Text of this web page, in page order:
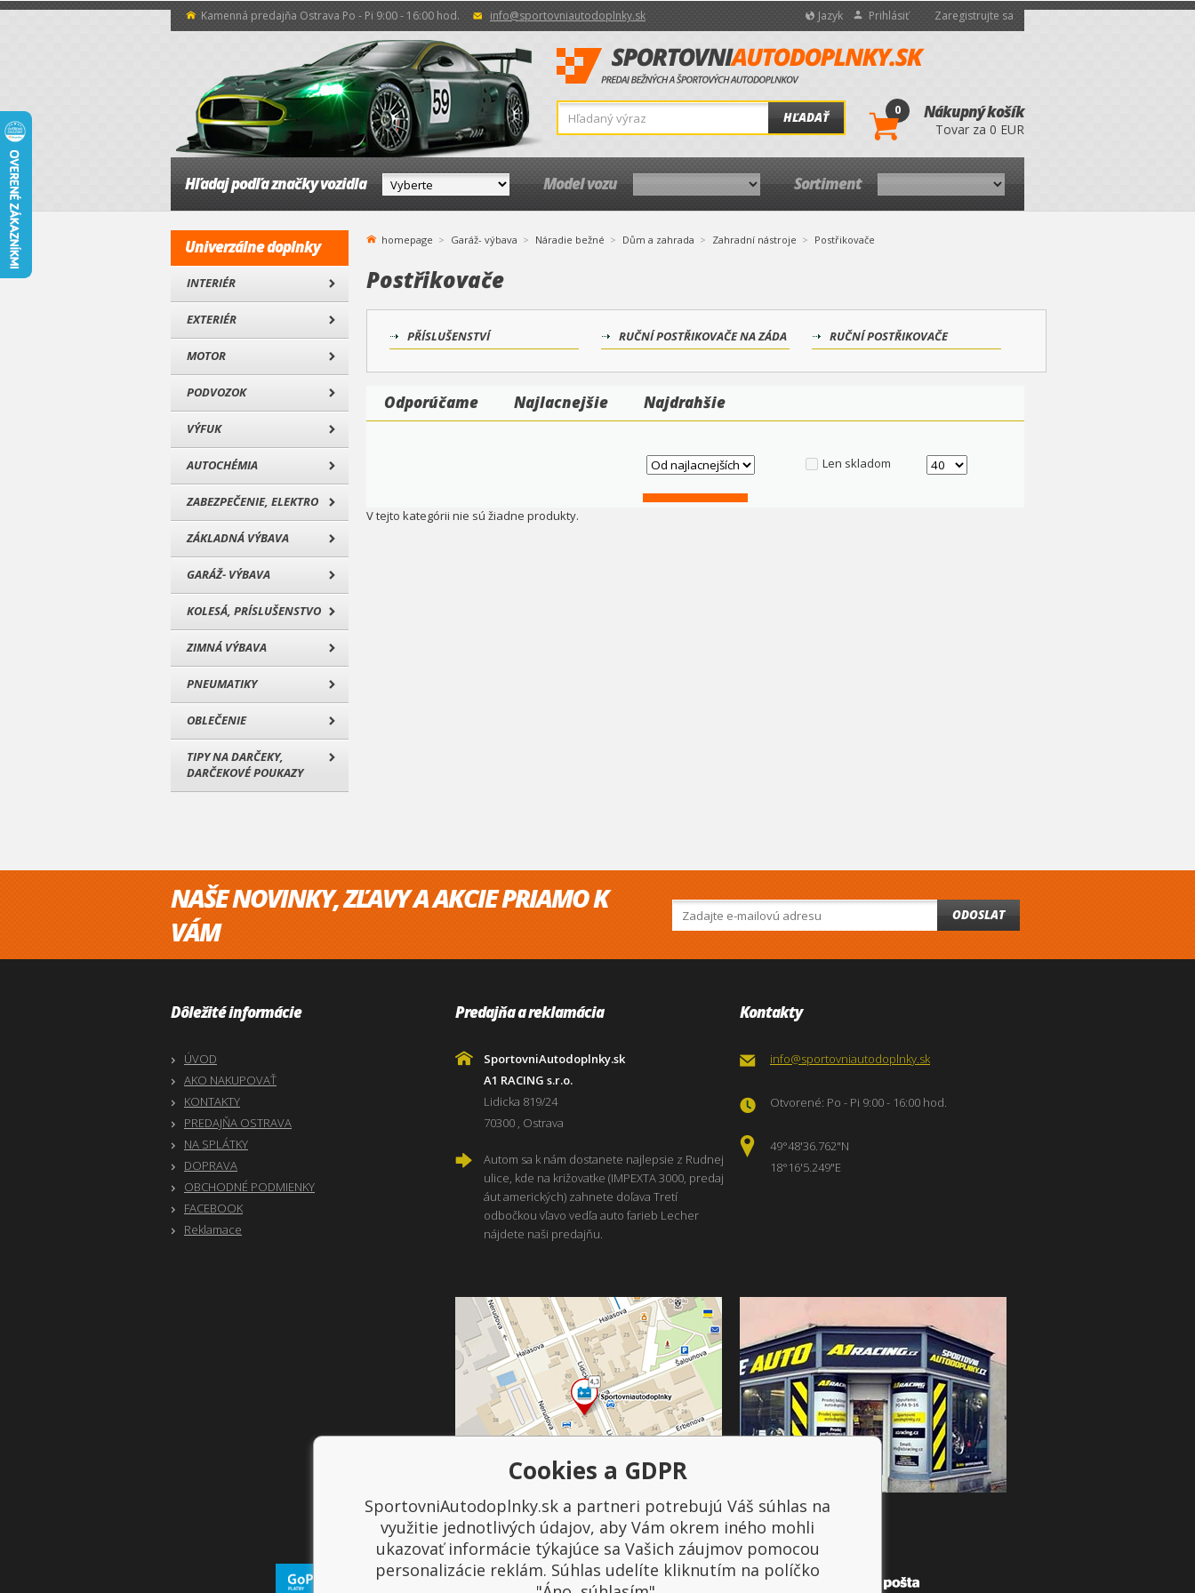
Kamenná predajňa Ostrava Po - Pi 9:00 - 16:00 hod. info@sportovniautodoplnky.sk Jazyk Prihlásiť Zaregistrujte sa
HĽADAŤ 0 Nákupný košík
Tovar za 0 EUR
Hľadaj podľa značky vozidla Model vozu Sortiment
Univerzálne doplnky
INTERIÉR
EXTERIÉR
MOTOR
PODVOZOK
VÝFUK
AUTOCHÉMIA
ZABEZPEČENIE, ELEKTRO
ZÁKLADNÁ VÝBAVA
GARÁŽ- VÝBAVA
KOLESÁ, PRÍSLUŠENSTVO
ZIMNÁ VÝBAVA
PNEUMATIKY
OBLEČENIE
TIPY NA DARČEKY,
DARČEKOVÉ POUKAZY
homepage Garáž- výbava Náradie bežné Dům a zahrada Zahradní nástroje Postřikovače
Postřikovače
PŘÍSLUŠENSTVÍ RUČNÍ POSTŘIKOVAČE NA ZÁDA RUČNÍ POSTŘIKOVAČE
Odporúčame Najlacnejšie Najdrahšie
Len skladom
V tejto kategórii nie sú žiadne produkty.
NAŠE NOVINKY, ZĽAVY A AKCIE PRIAMO K
VÁM
ODOSLAT
Dôležité informácie
ÚVOD
AKO NAKUPOVAŤ
KONTAKTY
PREDAJŇA OSTRAVA
NA SPLÁTKY
DOPRAVA
OBCHODNÉ PODMIENKY
FACEBOOK
Reklamace
Predajňa a reklamácia
SportovniAutodoplnky.sk
A1 RACING s.r.o.
Lidicka 819/24
70300 , Ostrava
Autom sa k nám dostanete najlepsie z Rudnej
ulice, kde na križovatke (IMPEXTA 3000, predaj
áut amerických) zahnete doľava Tretí
odbočkou vľavo vedľa auto farieb Lecher
nájdete naši predajňu.
Kontakty
info@sportovniautodoplnky.sk
Otvorené: Po - Pi 9:00 - 16:00 hod.
49°48'36.762"N
18°16'5.249"E
Platba a doprava
Cookies a GDPR
SportovniAutodoplnky.sk a partneri potrebujú Váš súhlas na
využitie jednotlivých údajov, aby Vám okrem iného mohli
ukazovať informácie týkajúce sa Vašich záujmov pomocou
personalizácie reklám. Súhlas udelíte kliknutím na políčko